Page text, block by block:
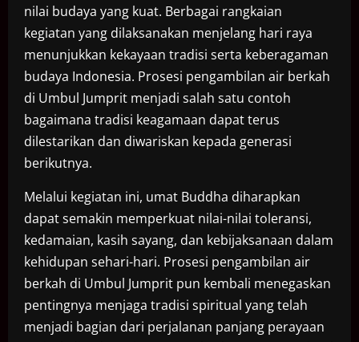
nilai budaya yang kuat. Berbagai rangkaian
kegiatan yang dilaksanakan menjelang hari raya
menunjukkan kekayaan tradisi serta keberagaman
budaya Indonesia. Prosesi pengambilan air berkah
di Umbul Jumprit menjadi salah satu contoh
bagaimana tradisi keagamaan dapat terus
dilestarikan dan diwariskan kepada generasi
berikutnya.
Melalui kegiatan ini, umat Buddha diharapkan
dapat semakin memperkuat nilai-nilai toleransi,
kedamaian, kasih sayang, dan kebijaksanaan dalam
kehidupan sehari-hari. Prosesi pengambilan air
berkah di Umbul Jumprit pun kembali menegaskan
pentingnya menjaga tradisi spiritual yang telah
menjadi bagian dari perjalanan panjang perayaan